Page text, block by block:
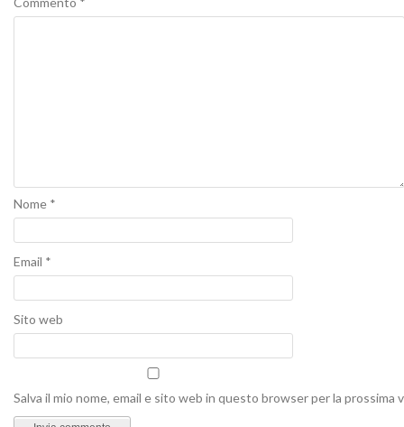
Nome *
Email *
Sito web
Salva il mio nome, email e sito web in questo browser per la prossima